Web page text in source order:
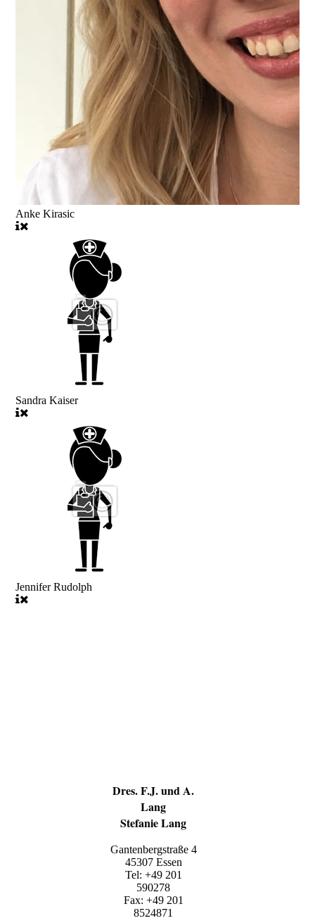
Anke Kirasic
Sandra Kaiser
Jennifer Rudolph
Dres. F.J. und A.
Lang
Stefanie Lang
Gantenbergstraße 4
45307 Essen
Tel: +49 201
590278
Fax: +49 201
8524871